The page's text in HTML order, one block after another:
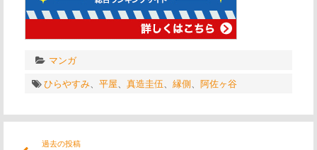
マンガ
ひらやすみ、 平屋、 真造圭伍、 縁側、 阿佐ヶ谷
過去の投稿